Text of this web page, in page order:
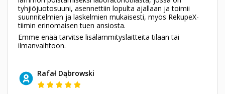
tyhjiöjuotosuuni, asennettiin lopulta ajallaan ja toimii
suunnitelmien ja laskelmien mukaisesti, myös RekupeX-
tiimin erinomaisen tuen ansiosta.
Emme enää tarvitse lisälämmityslaitteita tilaan tai
ilmanvaihtoon.
Rafał Dąbrowski